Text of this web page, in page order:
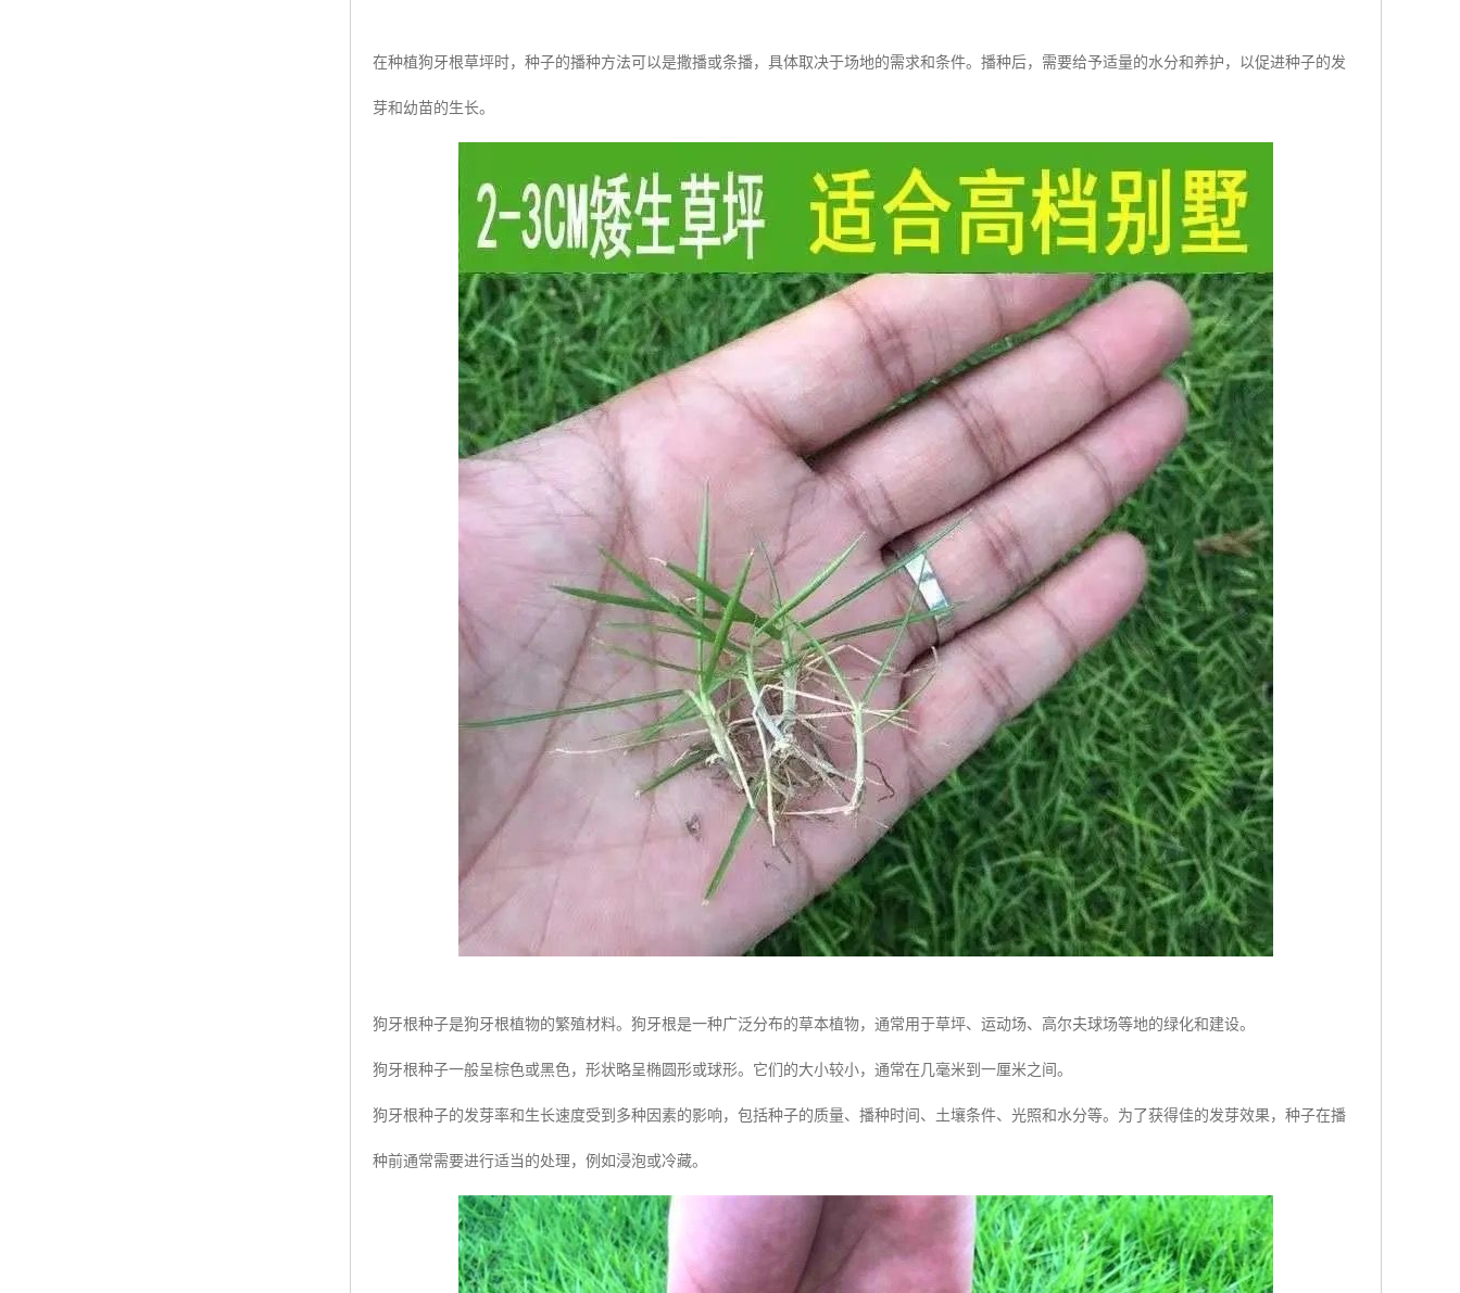
在种植狗牙根草坪时，种子的播种方法可以是撒播或条播，具体取决于场地的需求和条件。播种后，需要给予适量的水分和养护，以促进种子的发
芽和幼苗的生长。
狗牙根种子是狗牙根植物的繁殖材料。狗牙根是一种广泛分布的草本植物，通常用于草坪、运动场、高尔夫球场等地的绿化和建设。
狗牙根种子一般呈棕色或黑色，形状略呈椭圆形或球形。它们的大小较小，通常在几毫米到一厘米之间。
狗牙根种子的发芽率和生长速度受到多种因素的影响，包括种子的质量、播种时间、土壤条件、光照和水分等。为了获得佳的发芽效果，种子在播
种前通常需要进行适当的处理，例如浸泡或冷藏。